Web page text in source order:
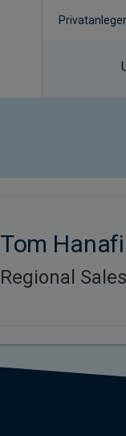
Privatanleger
Tom
Regional